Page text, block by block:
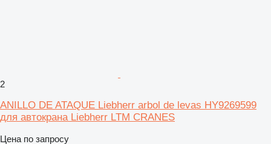
2
ANILLO DE ATAQUE Liebherr arbol de levas HY9269599
для автокрана Liebherr LTM CRANES
Цена по запросу